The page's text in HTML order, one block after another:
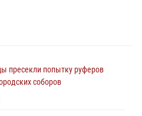
пресекли попытку руферов
соборов